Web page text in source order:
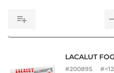
LACALUT
#200895